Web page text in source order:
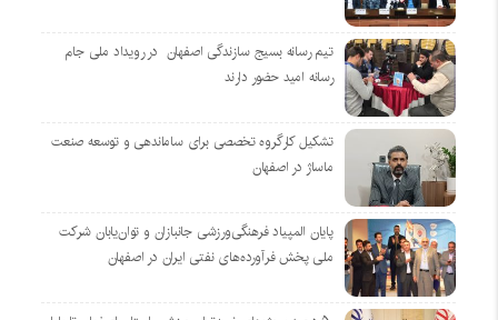
تیم رسانه بسیج سازندگی اصفهان در رویداد ملی جام
رسانه امید حضور دارند
تشکیل کارگروه تخصصی برای ساماندهی و توسعه صنعت
ماساژ در اصفهان
پایان المپیاد فرهنگی‌ورزشی جانبازان و توان‌یابان شرکت
ملی پخش فرآورده‌های نفتی ایران در اصفهان